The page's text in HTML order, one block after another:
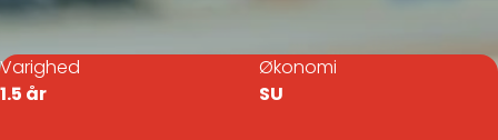
Varighed
1.5 år
Økonomi
SU